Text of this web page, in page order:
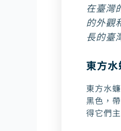
在臺灣
的外觀
長的臺
東方
東方水
黑色，
得它們